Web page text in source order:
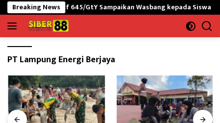
Langsung
ke
konten
Breaking News
PNG yonif 645/GtY Sampaikan Wasbang kepada Siswa SDN
PT Lampung Energi Berjaya